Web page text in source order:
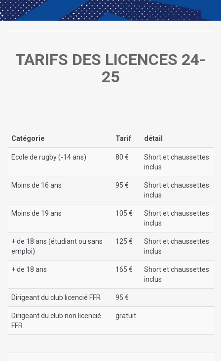
TARIFS DES LICENCES 24-
25
Catégorie Tarif détail
Ecole de rugby (-14 ans) 80 €
Short et chaussettes
inclus
Moins de 16 ans 95 €
Short et chaussettes
inclus
Moins de 19 ans 105 €
Short et chaussettes
inclus
+ de 18 ans (étudiant ou sans
emploi)
125 €
Short et chaussettes
inclus
+ de 18 ans 165 €
Short et chaussettes
inclus
Dirigeant du club licencié FFR 95 €
Dirigeant du club non licencié
FFR
gratuit